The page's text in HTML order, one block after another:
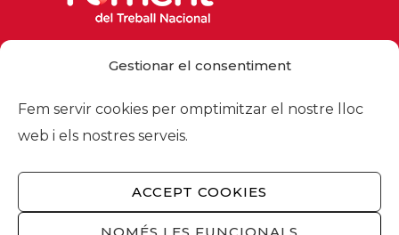
Gestionar el consentiment
Fem servir cookies per omptimitzar el nostre lloc
web i els nostres serveis.
ACCEPT COOKIES
foment@foment.com
© 2026 - Foment del Treball Nacional
Nosaltres